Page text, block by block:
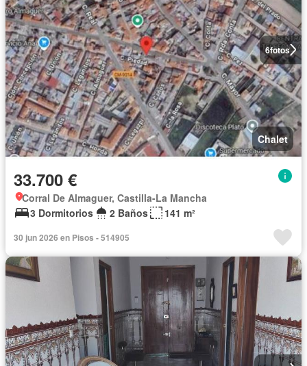
6fotos
Chalet
33.700 €
Corral De Almaguer, Castilla-La Mancha
3 Dormitorios
2 Baños 141 m²
30 jun 2026 en Pisos - 514905